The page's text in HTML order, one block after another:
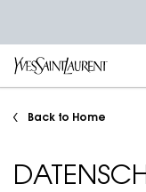
Back to Home